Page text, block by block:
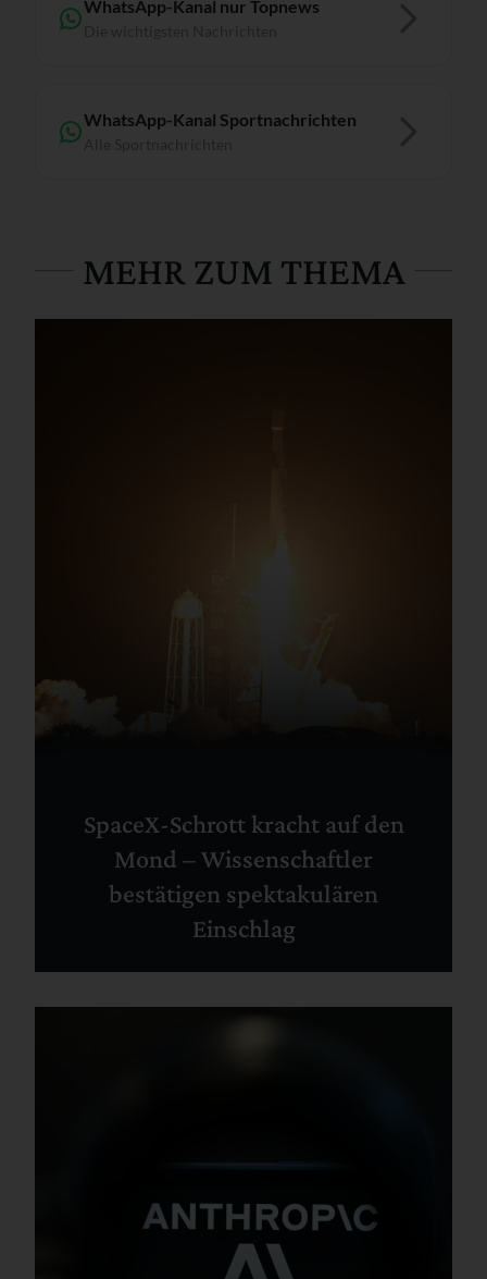
WhatsApp-Kanal nur Topnews
WhatsApp-Kanal Sportnachrichten
MEHR ZUM THEMA
SpaceX-Schrott kracht auf den
Mond – Wissenschaftler
bestätigen spektakulären
Einschlag